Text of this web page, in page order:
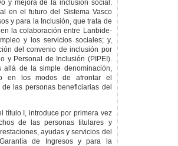
de
de
Empleo.
DE
PARA LA
y mejora de la inclusión social.
en el futuro del Sistema Vasco
y para la Inclusión, que trata de
la colaboración entre Lanbide-
y los servicios sociales; y,
del convenio de inclusión por
y Personal de Inclusión (PIPEI).
allá de la simple denominación,
en los modos de afrontar el
las personas beneficiarias del
título I, introduce por primera vez
de las personas titulares y
ayudas y servicios del
de Ingresos y para la